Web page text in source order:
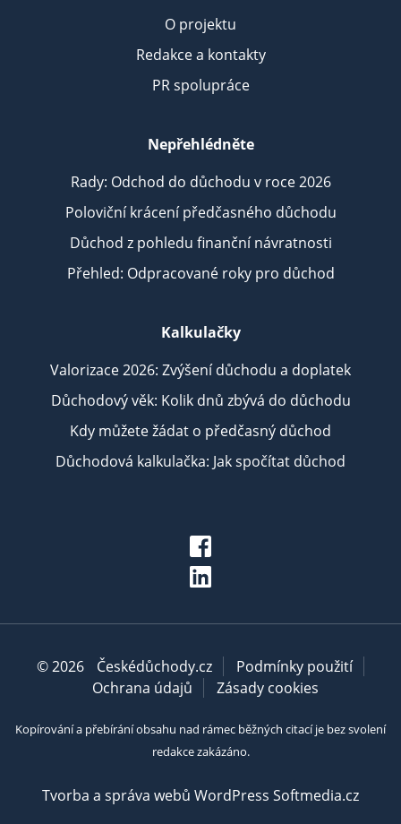
O projektu
Redakce a kontakty
PR spolupráce
Nepřehlédněte
Rady: Odchod do důchodu v roce 2026
Poloviční krácení předčasného důchodu
Důchod z pohledu finanční návratnosti
Přehled: Odpracované roky pro důchod
Kalkulačky
Valorizace 2026: Zvýšení důchodu a doplatek
Důchodový věk: Kolik dnů zbývá do důchodu
Kdy můžete žádat o předčasný důchod
Důchodová kalkulačka: Jak spočítat důchod
© 2026 Českédůchody.cz
Podmínky použití
Ochrana údajů
Zásady cookies
Kopírování a přebírání obsahu nad rámec běžných citací je bez svolení
redakce zakázáno.
Tvorba a správa webů WordPress Softmedia.cz